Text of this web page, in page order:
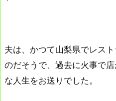
夫は、かつて山梨県でレス
のだそうで、過去に火事で
な人生をお送りでした。